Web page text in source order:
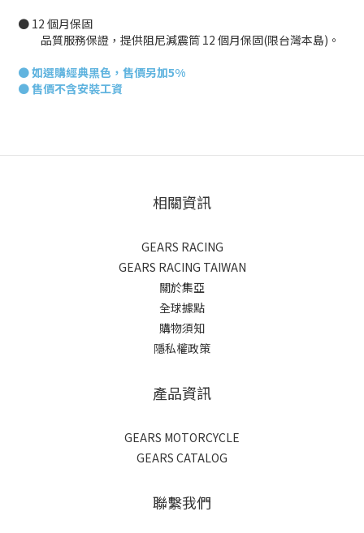
● 12 個月保固
品質服務保證，提供阻尼減震筒 12 個月保固(限台灣本島)。
●如選購經典黑色，售價另加5%
●售價不含安裝工資
相關資訊
GEARS RACING
GEARS RACING TAIWAN
關於集亞
全球據點
購物須知
隱私權政策
產品資訊
GEARS MOTORCYCLE
GEARS CATALOG
聯繫我們